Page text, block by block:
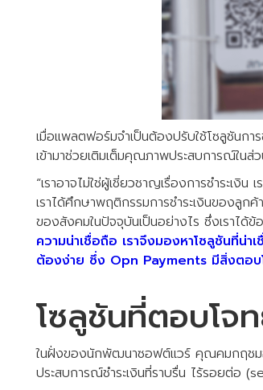
เมื่อแพลตฟอร์มจำเป็นต้องปรับใช้โซลูชันกา
เข้ามาช่วยเติมเต็มคุณภาพประสบการณ์ในส่
“เราอาจไม่ใช่ผู้เชี่ยวชาญเรื่องการชำระเ
เราได้ศึกษาพฤติกรรมการชำระเงินของลูก
ของสังคมในปัจจุบันเป็นอย่างไร ซึ่งเราได้ข้
ความน่าเชื่อถือ เราจึงมองหาโซลูชันที่น่
ต้องง่าย ซึ่ง Opn Payments มีสิ่งตอบ
โซลูชันที่ตอบโจ
ในฝั่งของนักพัฒนาซอฟต์แวร์ คุณคมกฤชม
ประสบการณ์ชำระเงินที่ราบรื่น ไร้รอยต่อ